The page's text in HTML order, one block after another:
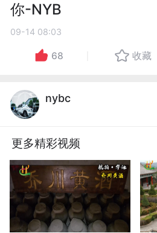
你-NYB
09-14 08:03
68 收藏
nybc
更多精彩视频